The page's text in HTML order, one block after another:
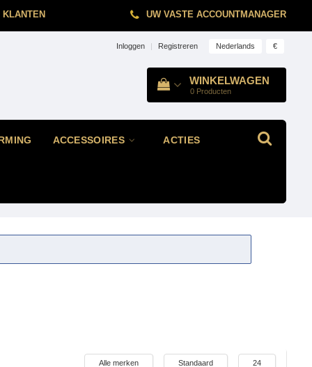
UW VASTE ACCOUNTMANAGER
Inloggen | Registreren Nederlands €
WINKELWAGEN
0 Producten
ACCESSOIRES ACTIES
Alle merken Standaard 24